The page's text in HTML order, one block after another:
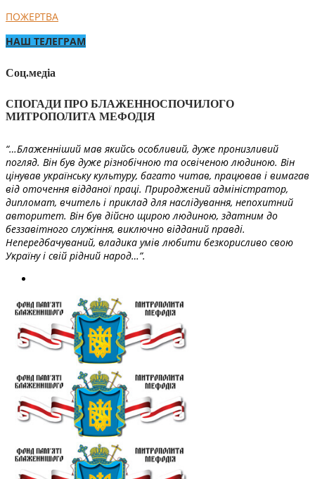
ПОЖЕРТВА
НАШ ТЕЛЕГРАМ
Соц.медіа
СПОГАДИ ПРО БЛАЖЕННОСПОЧИЛОГО
МИТРОПОЛИТА МЕФОДІЯ
“…Блаженніший мав якийсь особливий, дуже пронизливий
погляд. Він був дуже різнобічною та освіченою людиною. Він
цінував українську культуру, багато читав, працював і вимагав
від оточення відданої праці. Природжений адміністратор,
дипломат, вчитель і приклад для наслідування, непохитний
авторитет. Він був дійсно щирою людиною, здатним до
беззавітного служіння, виключно відданий правді.
Непередбачуваний, владика умів любити безкорисливо свою
Україну і свій рідний народ…”.